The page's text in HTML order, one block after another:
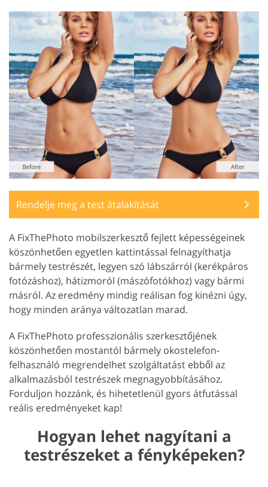
Rendelje meg a test átalakítását
A FixThePhoto mobilszerkesztő fejlett képességeinek
köszönhetően egyetlen kattintással felnagyíthatja
bármely testrészét, legyen szó lábszárról (kerékpáros
fotózáshoz), hátizmoról (mászófotókhoz) vagy bármi
másról. Az eredmény mindig reálisan fog kinézni úgy,
hogy minden aránya változatlan marad.
A FixThePhoto professzionális szerkesztőjének
köszönhetően mostantól bármely okostelefon-
felhasználó megrendelhet szolgáltatást ebből az
alkalmazásból testrészek megnagyobbításához.
Forduljon hozzánk, és hihetetlenül gyors átfutással
reális eredményeket kap!
Hogyan lehet nagyítani a
testrészeket a fényképeken?